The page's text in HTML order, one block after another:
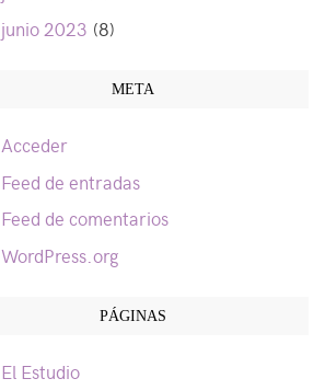
junio 2023 (8)
META
Acceder
Feed de entradas
Feed de comentarios
WordPress.org
PÁGINAS
El Estudio